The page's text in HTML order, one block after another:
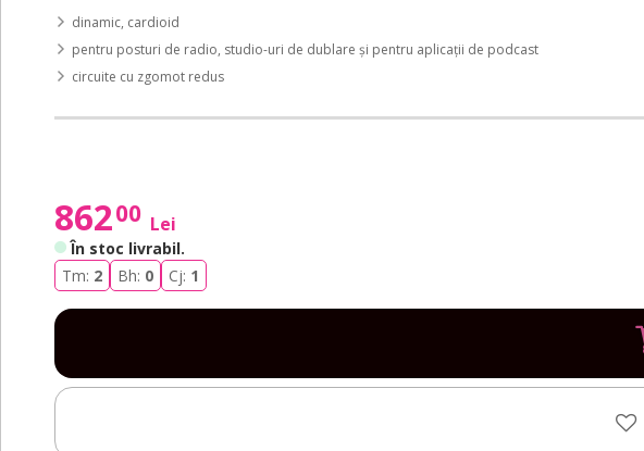
dinamic, cardioid
pentru posturi de radio, studio-uri de dublare și pentru aplicații de podcast
circuite cu zgomot redus
86200 Lei
În stoc livrabil.
Tm: 2 Bh: 0 Cj: 1